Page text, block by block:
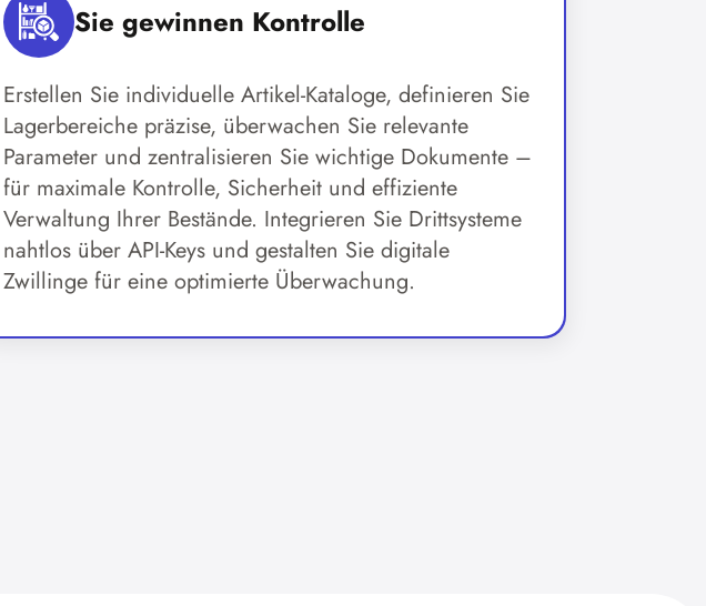
Sie gewinnen Kontrolle
Erstellen Sie individuelle Artikel-Kataloge, definieren Sie
Lagerbereiche präzise, überwachen Sie relevante
Parameter und zentralisieren Sie wichtige Dokumente –
für maximale Kontrolle, Sicherheit und effiziente
Verwaltung Ihrer Bestände. Integrieren Sie Drittsysteme
nahtlos über API-Keys und gestalten Sie digitale
Zwillinge für eine optimierte Überwachung.